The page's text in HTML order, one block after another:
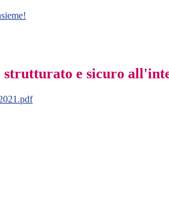
strutturato e sicuro